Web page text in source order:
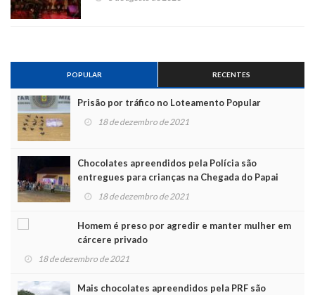
POPULAR RECENTES
Prisão por tráfico no Loteamento Popular
18 de dezembro de 2021
Chocolates apreendidos pela Polícia são
entregues para crianças na Chegada do Papai
Noel 18 de dezembro de 2021
Homem é preso por agredir e manter mulher em
cárcere privado
18 de dezembro de 2021
Mais chocolates apreendidos pela PRF são